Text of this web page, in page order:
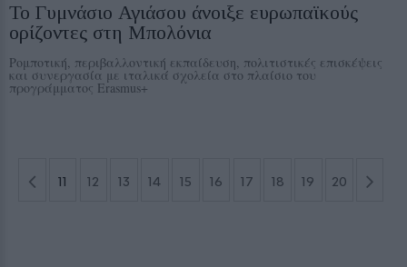
Το Γυμνάσιο Αγιάσου άνοιξε ευρωπαϊκούς
ορίζοντες στη Μπολόνια
Ρομποτική, περιβαλλοντική εκπαίδευση, πολιτιστικές επισκέψεις
και συνεργασία με ιταλικά σχολεία στο πλαίσιο του
προγράμματος Erasmus+
11 12 13 14 15 16 17 18 19 20